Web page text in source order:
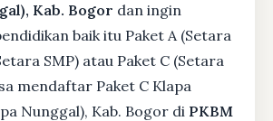
Kab. Bogor dan ingin
baik itu Paket A (Setara
SMP) atau Paket C (Setara
mendaftar Paket C Klapa
Nunggal), Kab. Bogor di PKBM